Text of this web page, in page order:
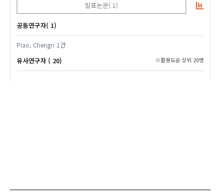
발표논문( 1)
공동연구자( 1)
Piao, Chengri 1건
유사연구자 ( 20)
※활용도순 상위 20명